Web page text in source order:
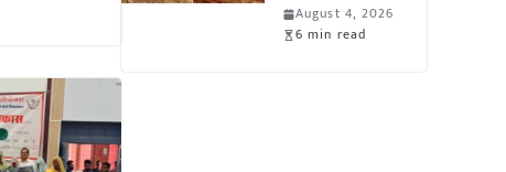
August 4, 2026
6 min read